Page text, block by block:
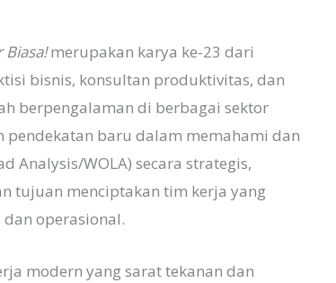
Biasa!merupakan karya ke-23 dari
bisnis, konsultan produktivitas, dan
berpengalaman di berbagai sektor
baru dalam memahami dan
Analysis/WOLA) secara strategis,
tujuan menciptakan tim kerja yang
dan operasional.
modern yang sarat tekanan dan